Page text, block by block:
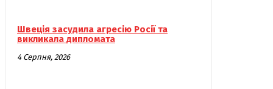
Швеція засудила агресію Росії та
викликала дипломата
4 Серпня, 2026